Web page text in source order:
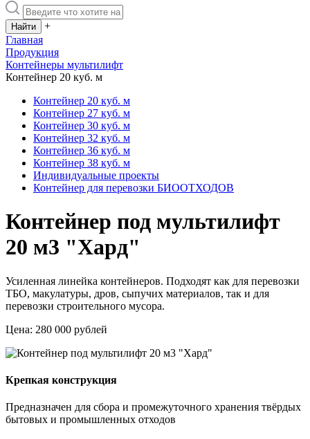
+
Главная
Продукция
Контейнеры мультилифт
Контейнер 20 куб. м
Контейнер 20 куб. м
Контейнер 27 куб. м
Контейнер 30 куб. м
Контейнер 32 куб. м
Контейнер 36 куб. м
Контейнер 38 куб. м
Индивидуальные проекты
Контейнер для перевозки БИООТХОДОВ
Контейнер под мультилифт
20 м3 "Хард"
Усиленная линейка контейнеров. Подходят как для перевозки
ТБО, макулатуры, дров, сыпучих материалов, так и для
перевозки строительного мусора.
Цена: 280 000 рублей
Крепкая конструкция
Предназначен для сбора и промежуточного хранения твёрдых
бытовых и промышленных отходов